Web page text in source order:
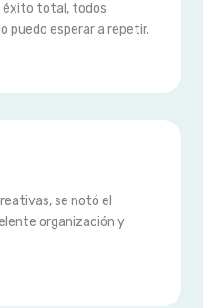
éxito total, todos
puedo esperar a repetir.
se notó el
organización y